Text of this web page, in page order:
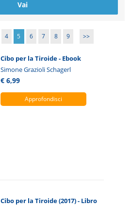
4 5 6 7 8 9 >>
Cibo per la Tiroide - Ebook
Simone Grazioli Schagerl
€ 6,99
Approfondisci
Cibo per la Tiroide (2017) - Libro